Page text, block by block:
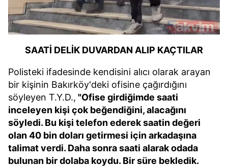
SAATİ DELİK DUVARDAN ALIP KAÇTILAR
Polisteki ifadesinde kendisini alıcı olarak arayan
bir kişinin Bakırköy'deki ofisine çağırdığını
söyleyen T.Y.D., "Ofise girdiğimde saati
inceleyen kişi çok beğendiğini, alacağını
söyledi. Bu kişi telefon ederek saatin değeri
olan 40 bin doları getirmesi için arkadaşına
talimat verdi. Daha sonra saati alarak odada
bulunan bir dolaba koydu. Bir süre bekledik.